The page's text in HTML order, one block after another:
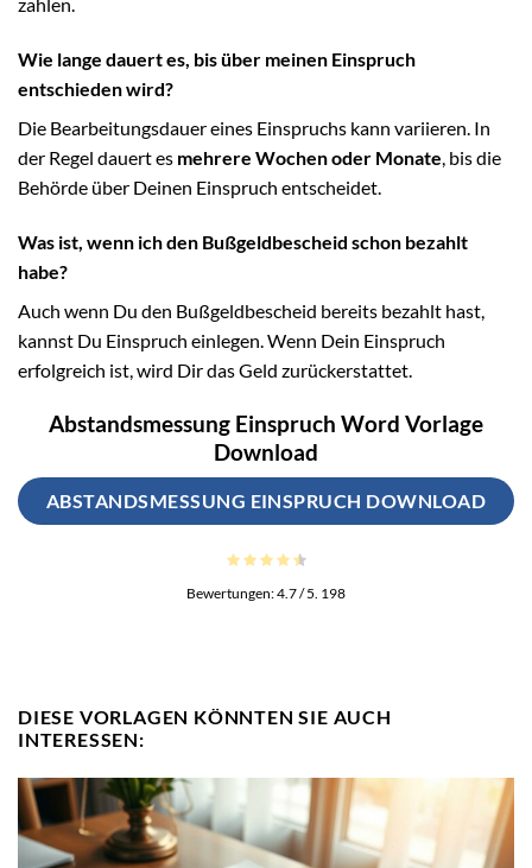
Wie lange dauert es, bis über meinen Einspruch
entschieden wird?
Die Bearbeitungsdauer eines Einspruchs kann variieren. In
der Regel dauert es mehrere Wochen oder Monate, bis die
Behörde über Deinen Einspruch entscheidet.
Was ist, wenn ich den Bußgeldbescheid schon bezahlt
habe?
Auch wenn Du den Bußgeldbescheid bereits bezahlt hast,
kannst Du Einspruch einlegen. Wenn Dein Einspruch
erfolgreich ist, wird Dir das Geld zurückerstattet.
Abstandsmessung Einspruch Word Vorlage
Download
ABSTANDSMESSUNG EINSPRUCH DOWNLOAD
Bewertungen:4.7/ 5. 198
DIESE VORLAGEN KÖNNTEN SIE AUCH
INTERESSEN: